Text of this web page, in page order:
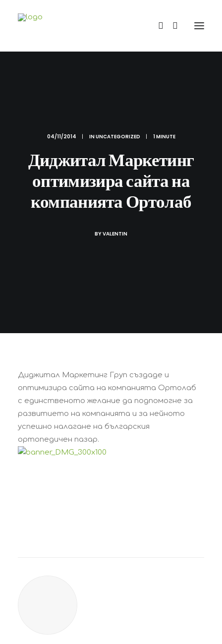
04/11/2014 | INUNCATEGORIZED | 1 MINUTE
Диджитал Маркетинг
оптимизира сайта на
компанията Ортолаб
BYVALENTIN
Диджитал Маркетинг Груп създаде и
оптимизира сайта на компанията Ортолаб
с единственото желание да подпомогне за
развитието на компанията и за нейното
успешно налагане на българския
ортопедичен пазар.